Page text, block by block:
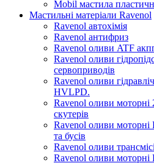
Mobil мастила
Мастильні матеріали Ravenol
Ravenol автохімія
Ravenol антифриз
Ravenol оливи ATF
Ravenol оливи
сервоприводів
Ravenol оливи
HVLPD.
Ravenol оливи моторні
скутерів
Ravenol оливи моторні
та бусів
Ravenol оливи
Ravenol оливи моторні